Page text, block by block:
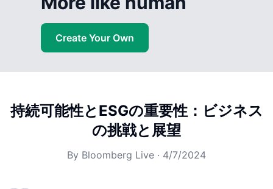
Create Your Own
持続可能性とESGの重要性：ビジネス
の挑戦と展望
By Bloomberg Live · 4/7/2024